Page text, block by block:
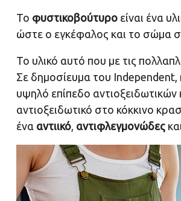
Το φυστικοβούτυρο είναι ένα
ώστε ο εγκέφαλος και το σώμα
Το υλικό αυτό που με τις
Σε δημοσίευμα του Independent,
υψηλό επίπεδο
αντιοξειδωτικό στο κόκκινο
ένα αντιικό, αντιφλεγμονώδες